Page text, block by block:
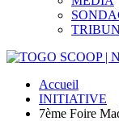
Accueil
INITIATIVE
7ème Foire